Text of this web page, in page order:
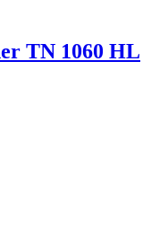
TN 1060 HL